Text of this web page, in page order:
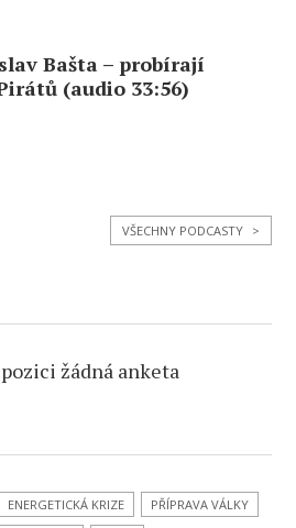
Bašta – probírají
(audio 33:56)
VŠECHNY PODCASTY >
žádná anketa
ENERGETICKÁ KRIZE
PŘÍPRAVA VÁLKY